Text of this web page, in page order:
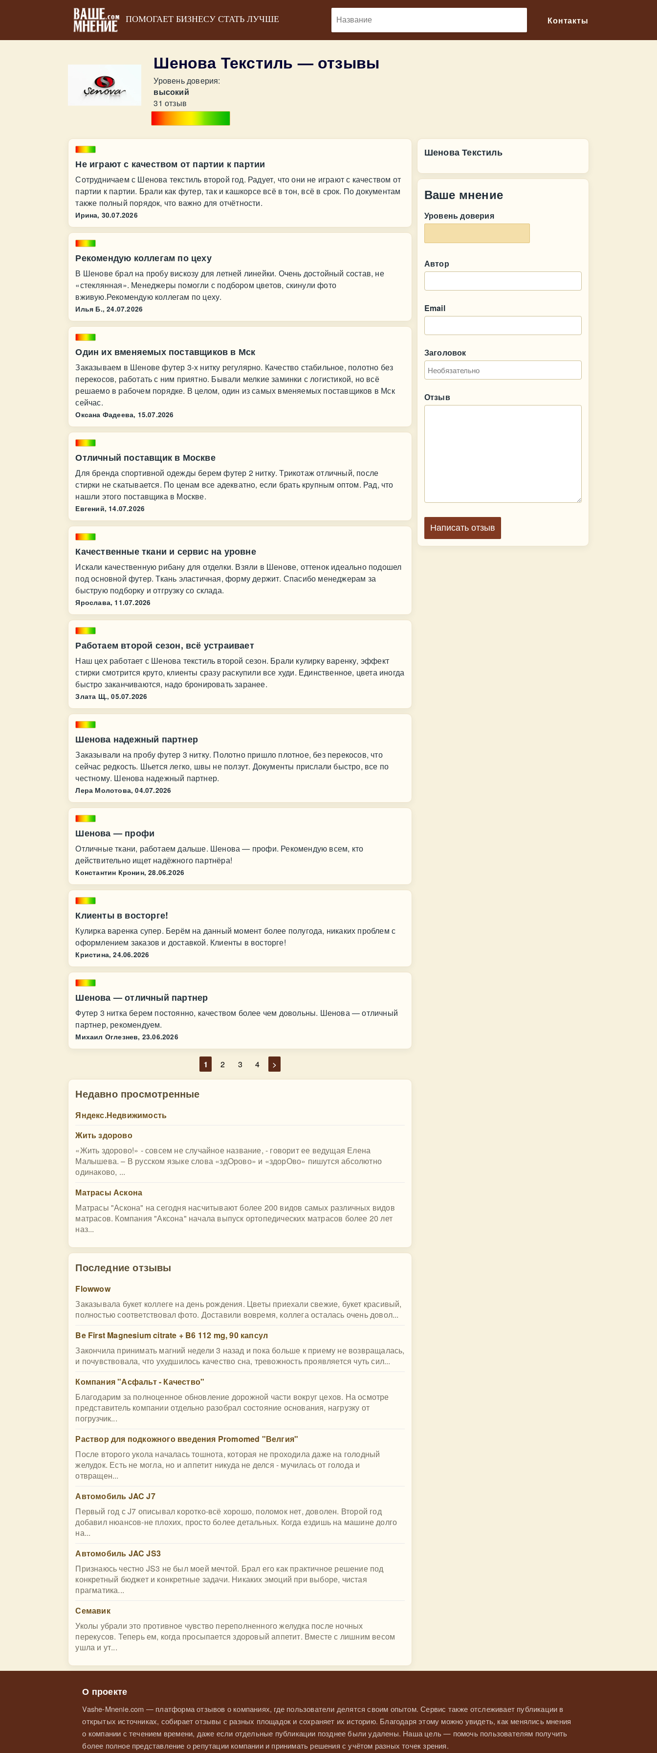
ПОМОГАЕТ БИЗНЕСУ СТАТЬ ЛУЧШЕ Контакты
Шенова Текстиль — отзывы
Уровень доверия:
высокий
31 отзыв
Не играют с качеством от партии к партии
Сотрудничаем с Шенова текстиль второй год. Радует, что они не играют с качеством от
партии к партии. Брали как футер, так и кашкорсе всё в тон, всё в срок. По документам
также полный порядок, что важно для отчётности.
Ирина, 30.07.2026
Рекомендую коллегам по цеху
В Шенове брал на пробу вискозу для летней линейки. Очень достойный состав, не
«стеклянная». Менеджеры помогли с подбором цветов, скинули фото
вживую.Рекомендую коллегам по цеху.
Илья Б., 24.07.2026
Один их вменяемых поставщиков в Мск
Заказываем в Шенове футер 3-х нитку регулярно. Качество стабильное, полотно без
перекосов, работать с ним приятно. Бывали мелкие заминки с логистикой, но всё
решаемо в рабочем порядке. В целом, один из самых вменяемых поставщиков в Мск
сейчас.
Оксана Фадеева, 15.07.2026
Отличный поставщик в Москве
Для бренда спортивной одежды берем футер 2 нитку. Трикотаж отличный, после
стирки не скатывается. По ценам все адекватно, если брать крупным оптом. Рад, что
нашли этого поставщика в Москве.
Евгений, 14.07.2026
Качественные ткани и сервис на уровне
Искали качественную рибану для отделки. Взяли в Шенове, оттенок идеально подошел
под основной футер. Ткань эластичная, форму держит. Спасибо менеджерам за
быструю подборку и отгрузку со склада.
Ярослава, 11.07.2026
Работаем второй сезон, всё устраивает
Наш цех работает с Шенова текстиль второй сезон. Брали кулирку варенку, эффект
стирки смотрится круто, клиенты сразу раскупили все худи. Единственное, цвета иногда
быстро заканчиваются, надо бронировать заранее.
Злата Щ., 05.07.2026
Шенова надежный партнер
Заказывали на пробу футер 3 нитку. Полотно пришло плотное, без перекосов, что
сейчас редкость. Шьется легко, швы не ползут. Документы прислали быстро, все по
честному. Шенова надежный партнер.
Лера Молотова, 04.07.2026
Шенова — профи
Отличные ткани, работаем дальше. Шенова — профи. Рекомендую всем, кто
действительно ищет надёжного партнёра!
Константин Кронин, 28.06.2026
Клиенты в восторге!
Кулирка варенка супер. Берём на данный момент более полугода, никаких проблем с
оформлением заказов и доставкой. Клиенты в восторге!
Кристина, 24.06.2026
Шенова — отличный партнер
Футер 3 нитка берем постоянно, качеством более чем довольны. Шенова — отличный
партнер, рекомендуем.
Михаил Оглезнев, 23.06.2026
1 2 3 4 >
Недавно просмотренные
Яндекс.Недвижимость
Жить здорово
«Жить здорово!» - совсем не случайное название, - говорит ее ведущая Елена
Малышева. – В русском языке слова «здОрово» и «здорОво» пишутся абсолютно
одинаково, ...
Матрасы Аскона
Матрасы "Аскона" на сегодня насчитывают более 200 видов самых различных видов
матрасов. Компания "Аксона" начала выпуск ортопедических матрасов более 20 лет
наз...
Последние отзывы
Flowwow
Заказывала букет коллеге на день рождения. Цветы приехали свежие, букет красивый,
полностью соответствовал фото. Доставили вовремя, коллега осталась очень довол...
Be First Magnesium citrate + B6 112 mg, 90 капсул
Закончила принимать магний недели 3 назад и пока больше к приему не возвращалась,
и почувствовала, что ухудшилось качество сна, тревожность проявляется чуть сил...
Компания "Асфальт - Качество"
Благодарим за полноценное обновление дорожной части вокруг цехов. На осмотре
представитель компании отдельно разобрал состояние основания, нагрузку от
погрузчик...
Раствор для подкожного введения Promomed "Велгия"
После второго укола началась тошнота, которая не проходила даже на голодный
желудок. Есть не могла, но и аппетит никуда не делся - мучилась от голода и
отвращен...
Автомобиль JAC J7
Первый год с J7 описывал коротко-всё хорошо, поломок нет, доволен. Второй год
добавил нюансов-не плохих, просто более детальных. Когда ездишь на машине долго
на...
Автомобиль JAC JS3
Признаюсь честно JS3 не был моей мечтой. Брал его как практичное решение под
конкретный бюджет и конкретные задачи. Никаких эмоций при выборе, чистая
прагматика...
Семавик
Уколы убрали это противное чувство переполненного желудка после ночных
перекусов. Теперь ем, когда просыпается здоровый аппетит. Вместе с лишним весом
ушла и ут...
Шенова Текстиль
Ваше мнение
Уровень доверия
Автор
Email
Заголовок
Отзыв
Написать отзыв
О проекте
Vashe-Mnenie.com — платформа отзывов о компаниях, где пользователи делятся своим опытом. Сервис также отслеживает публикации в
открытых источниках, собирает отзывы с разных площадок и сохраняет их историю. Благодаря этому можно увидеть, как менялись мнения
о компании с течением времени, даже если отдельные публикации позднее были удалены. Наша цель — помочь пользователям получить
более полное представление о репутации компании и принимать решения с учётом разных точек зрения.